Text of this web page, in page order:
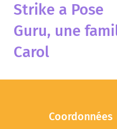
Strike a Pose
Guru, une
Carol
Coordonnées